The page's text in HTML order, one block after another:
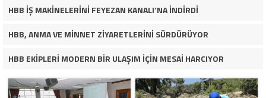
HBB İŞ MAKİNELERİNİ FEYEZAN KANALI’NA İNDİRDİ
HBB, ANMA VE MİNNET ZİYARETLERİNİ SÜRDÜRÜYOR
HBB EKİPLERİ MODERN BİR ULAŞIM İÇİN MESAİ HARCIYOR